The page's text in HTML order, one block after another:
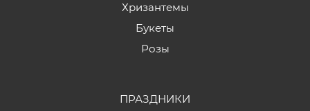
Хризантемы
Букеты
Розы
ПРАЗДНИКИ